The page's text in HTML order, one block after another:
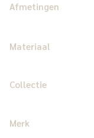
Afmetingen
Materiaal
Collectie
Merk